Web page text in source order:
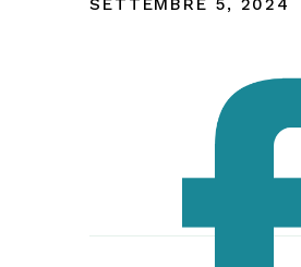
SETTEMBRE 5, 2024